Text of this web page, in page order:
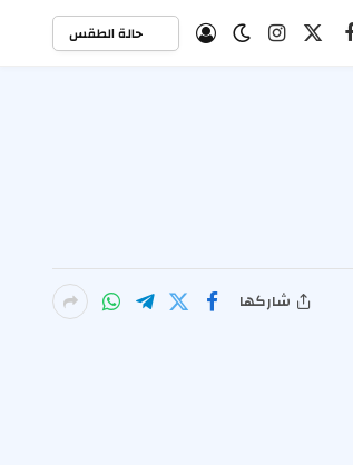
فيسبوك
X
الانستغرام حالة الطقس
شاركها